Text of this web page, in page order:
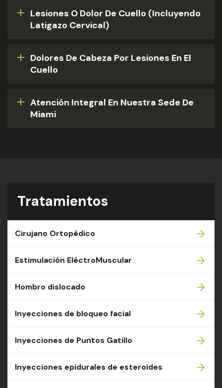
Lesiones O Dolor De Cuello (incluyendo
Latigazo Cervical)​
Dolores De Cabeza​ Por Lesiones En El
Cuello
Atención Integral En Nuestra Sede De
Miami​
Tratamientos
Cirujano Ortopédico
Estimulación EléctroMuscular
Hombro dislocado
Inyecciones de bloqueo facial
Inyecciones de Puntos Gatillo
Inyecciones epidurales de esteroides